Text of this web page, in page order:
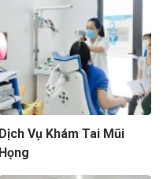
Dịch Vụ Khám Tai Mũi
Họng